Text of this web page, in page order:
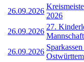
26.09.2026
2026
26.09.2026
27.
26.09.2026